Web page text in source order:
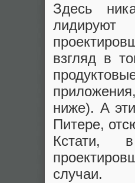
Здесь
взгляд в
ниже). А
Питере,
Кстати,
случаи.